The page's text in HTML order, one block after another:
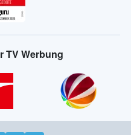
TV Werbung